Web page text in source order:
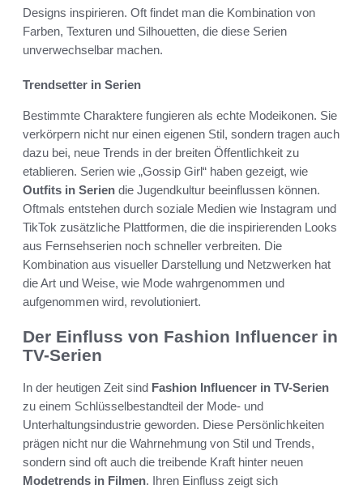
Designs inspirieren. Oft findet man die Kombination von
Farben, Texturen und Silhouetten, die diese Serien
unverwechselbar machen.
Trendsetter in Serien
Bestimmte Charaktere fungieren als echte Modeikonen. Sie
verkörpern nicht nur einen eigenen Stil, sondern tragen auch
dazu bei, neue Trends in der breiten Öffentlichkeit zu
etablieren. Serien wie „Gossip Girl“ haben gezeigt, wie
Outfits in Serien die Jugendkultur beeinflussen können.
Oftmals entstehen durch soziale Medien wie Instagram und
TikTok zusätzliche Plattformen, die die inspirierenden Looks
aus Fernsehserien noch schneller verbreiten. Die
Kombination aus visueller Darstellung und Netzwerken hat
die Art und Weise, wie Mode wahrgenommen und
aufgenommen wird, revolutioniert.
Der Einfluss von Fashion Influencer in
TV-Serien
In der heutigen Zeit sind Fashion Influencer in TV-Serien
zu einem Schlüsselbestandteil der Mode- und
Unterhaltungsindustrie geworden. Diese Persönlichkeiten
prägen nicht nur die Wahrnehmung von Stil und Trends,
sondern sind oft auch die treibende Kraft hinter neuen
Modetrends in Filmen. Ihren Einfluss zeigt sich